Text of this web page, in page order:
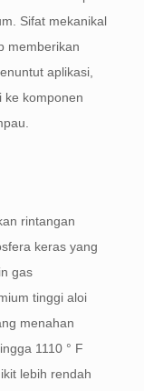
Sifat mekanikal
memberikan
aplikasi,
ke komponen
rintangan
keras yang
gas
tinggi aloi
menahan
1110 ° F
lebih rendah